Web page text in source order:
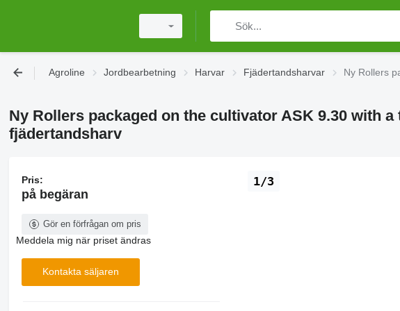
Agroline Jordbearbetning Harvar Fjädertandsharvar Ny Rollers
Ny Rollers packaged on the cultivator ASK 9.30 with
fjädertandsharv
1/3
Pris:
på begäran
Gör en förfrågan om pris
Meddela mig när priset ändras
Kontakta säljaren